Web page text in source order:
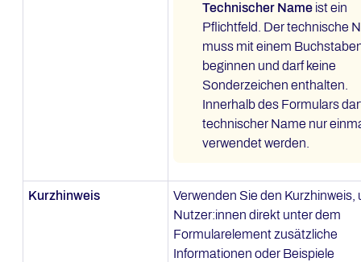
Technischer Name ist ein
Pflichtfeld. Der technische
muss mit einem
beginnen und darf keine
Sonderzeichen enthalten.
Innerhalb des Formulars
technischer Name nur
verwendet werden.
Kurzhinweis
Verwenden Sie den Kurzhinweis,
Nutzer:innen direkt unter dem
Formularelement zusätzliche
Informationen oder Beispiele